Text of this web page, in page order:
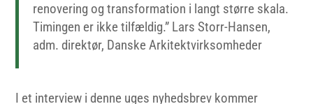
renovering og transformation i langt større skala.
Timingen er ikke tilfældig.” Lars Storr-Hansen,
adm. direktør, Danske Arkitektvirksomheder
I et interview i denne uges nyhedsbrev kommer